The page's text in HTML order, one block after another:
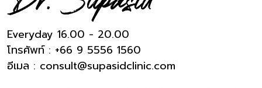
Everyday 16.00 - 20.00
โทรศัพท์ : +66 9 5556 1560
อีเมล : consult@supasidclinic.com